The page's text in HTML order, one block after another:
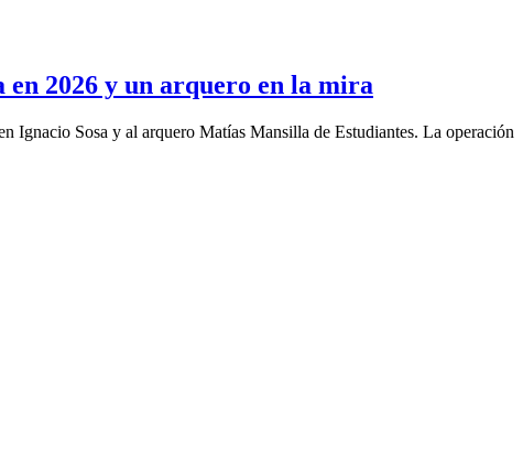
2026 y un arquero en la mira
Ignacio Sosa y al arquero Matías Mansilla de Estudiantes. La operación